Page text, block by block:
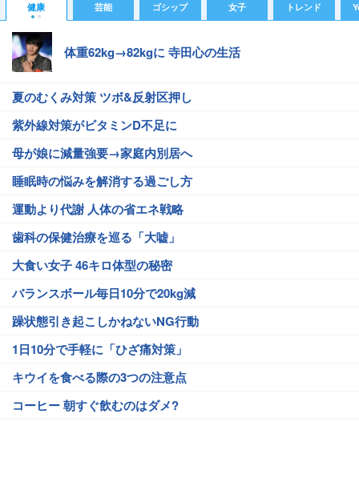
健康 芸能 ゴシップ 女子 トレンド
体重62kg→82kgに 寺田心の生活
夏のむくみ対策 ツボ&反射区押し
紫外線対策がビタミンD不足に
母が娘に減量強要→家庭内別居へ
睡眠時の悩みを解消する過ごし方
運動より代謝 人体の省エネ戦略
歯科の保健治療を巡る「大嘘」
大食い女子 46キロ体型の秘密
バランスボール毎日10分で20kg減
躁状態引き起こしかねないNG行動
1日10分で手軽に「ひざ痛対策」
キウイを食べる際の3つの注意点
コーヒー 朝すぐ飲むのはダメ?